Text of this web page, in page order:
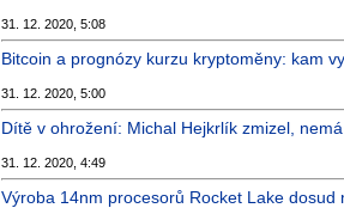
31. 12. 2020, 5:08
Bitcoin a prognózy kurzu kryptoměny: kam
31. 12. 2020, 5:00
Dítě v ohrožení: Michal Hejkrlík zmizel,
31. 12. 2020, 4:49
Výroba 14nm procesorů Rocket Lake